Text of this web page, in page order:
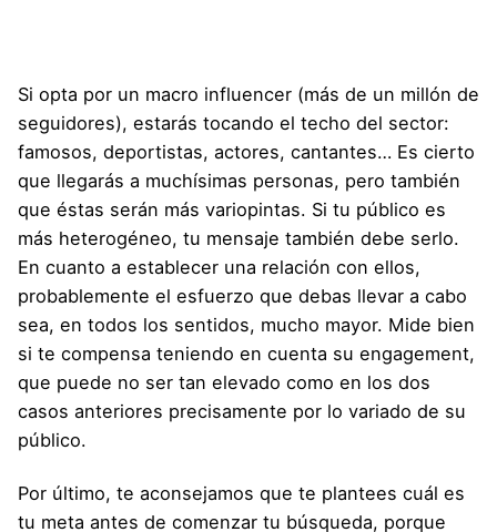
Si opta por un macro influencer (más de un millón de
seguidores), estarás tocando el techo del sector:
famosos, deportistas, actores, cantantes… Es cierto
que llegarás a muchísimas personas, pero también
que éstas serán más variopintas. Si tu público es
más heterogéneo, tu mensaje también debe serlo.
En cuanto a establecer una relación con ellos,
probablemente el esfuerzo que debas llevar a cabo
sea, en todos los sentidos, mucho mayor. Mide bien
si te compensa teniendo en cuenta su engagement,
que puede no ser tan elevado como en los dos
casos anteriores precisamente por lo variado de su
público.
Por último, te aconsejamos que te plantees cuál es
tu meta antes de comenzar tu búsqueda, porque